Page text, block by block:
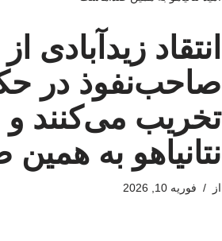
انتقاد
صاحب‌نفوذ در
تخریب می‌کنند
نتانیاهو به
از فوریه 10, 2026